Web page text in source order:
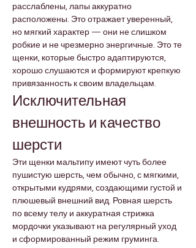
расслаблены, лапы аккуратно
расположены. Это отражает уверенный,
но мягкий характер — они не слишком
робкие и не чрезмерно энергичные. Это те
щенки, которые быстро адаптируются,
хорошо слушаются и формируют крепкую
привязанность к своим владельцам.
Исключительная
внешность и качество
шерсти
Эти щенки мальтипу имеют чуть более
пушистую шерсть, чем обычно, с мягкими,
открытыми кудрями, создающими густой и
плюшевый внешний вид. Ровная шерсть
по всему телу и аккуратная стрижка
мордочки указывают на регулярный уход
и сформированный режим груминга.